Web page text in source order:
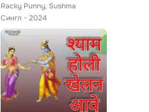
Racky Punny, Sushma
Сингл
2024